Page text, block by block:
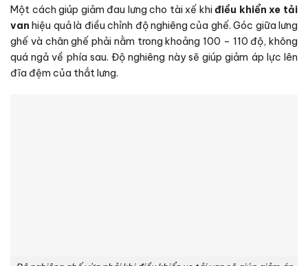
Một cách giúp giảm đau lưng cho tài xế khiđiều khiển xe tải
van hiệu quả là điều chỉnh độ nghiêng của ghế. Góc giữa lưng
ghế và chân ghế phải nằm trong khoảng 100 – 110 độ, không
quá ngả về phía sau. Độ nghiêng này sẽ giúp giảm áp lực lên
đĩa đệm của thắt lưng.